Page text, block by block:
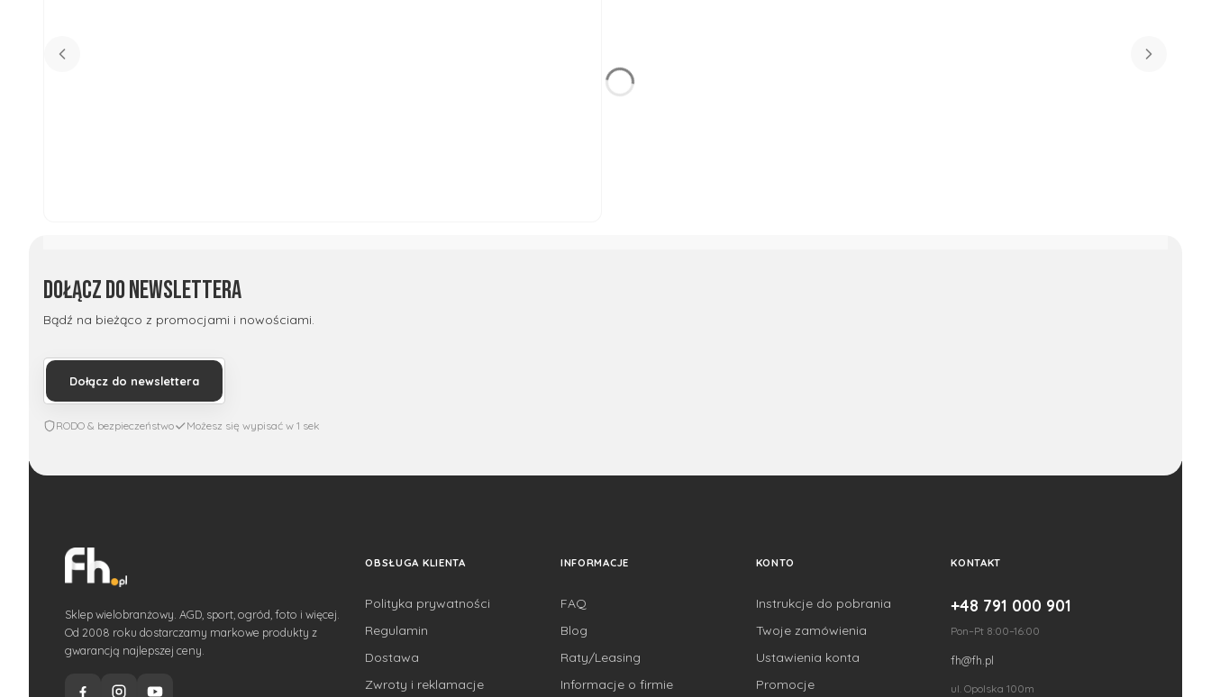
Dołącz do newslettera
Bądź na bieżąco z promocjami i nowościami.
Dołącz do newslettera
RODO & bezpieczeństwo Możesz się wypisać w 1 sek
Sklep wielobranżowy. AGD, sport, ogród, foto i więcej.
Od 2008 roku dostarczamy markowe produkty z
gwarancją najlepszej ceny.
OBSŁUGA KLIENTA
Polityka prywatności
Regulamin
Dostawa
Zwroty i reklamacje
INFORMACJE
FAQ
Blog
Raty/Leasing
Informacje o firmie
KONTO
Instrukcje do pobrania
Twoje zamówienia
Ustawienia konta
Promocje
KONTAKT
+48 791 000 901
Pon–Pt 8:00–16:00
fh@fh.pl
ul. Opolska 100m